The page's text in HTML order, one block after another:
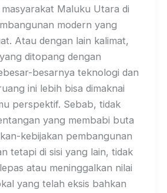
Maluku Utara di
modern yang
Atau dengan lain kalimat,
ditopang dengan
besarnya teknologi dan
ini lebih bisa dimaknai
perspektif. Sebab, tidak
yang membabi buta
kebijakan pembangunan
tetapi di sisi yang lain, tidak
atau meninggalkan nilai
yang telah eksis bahkan